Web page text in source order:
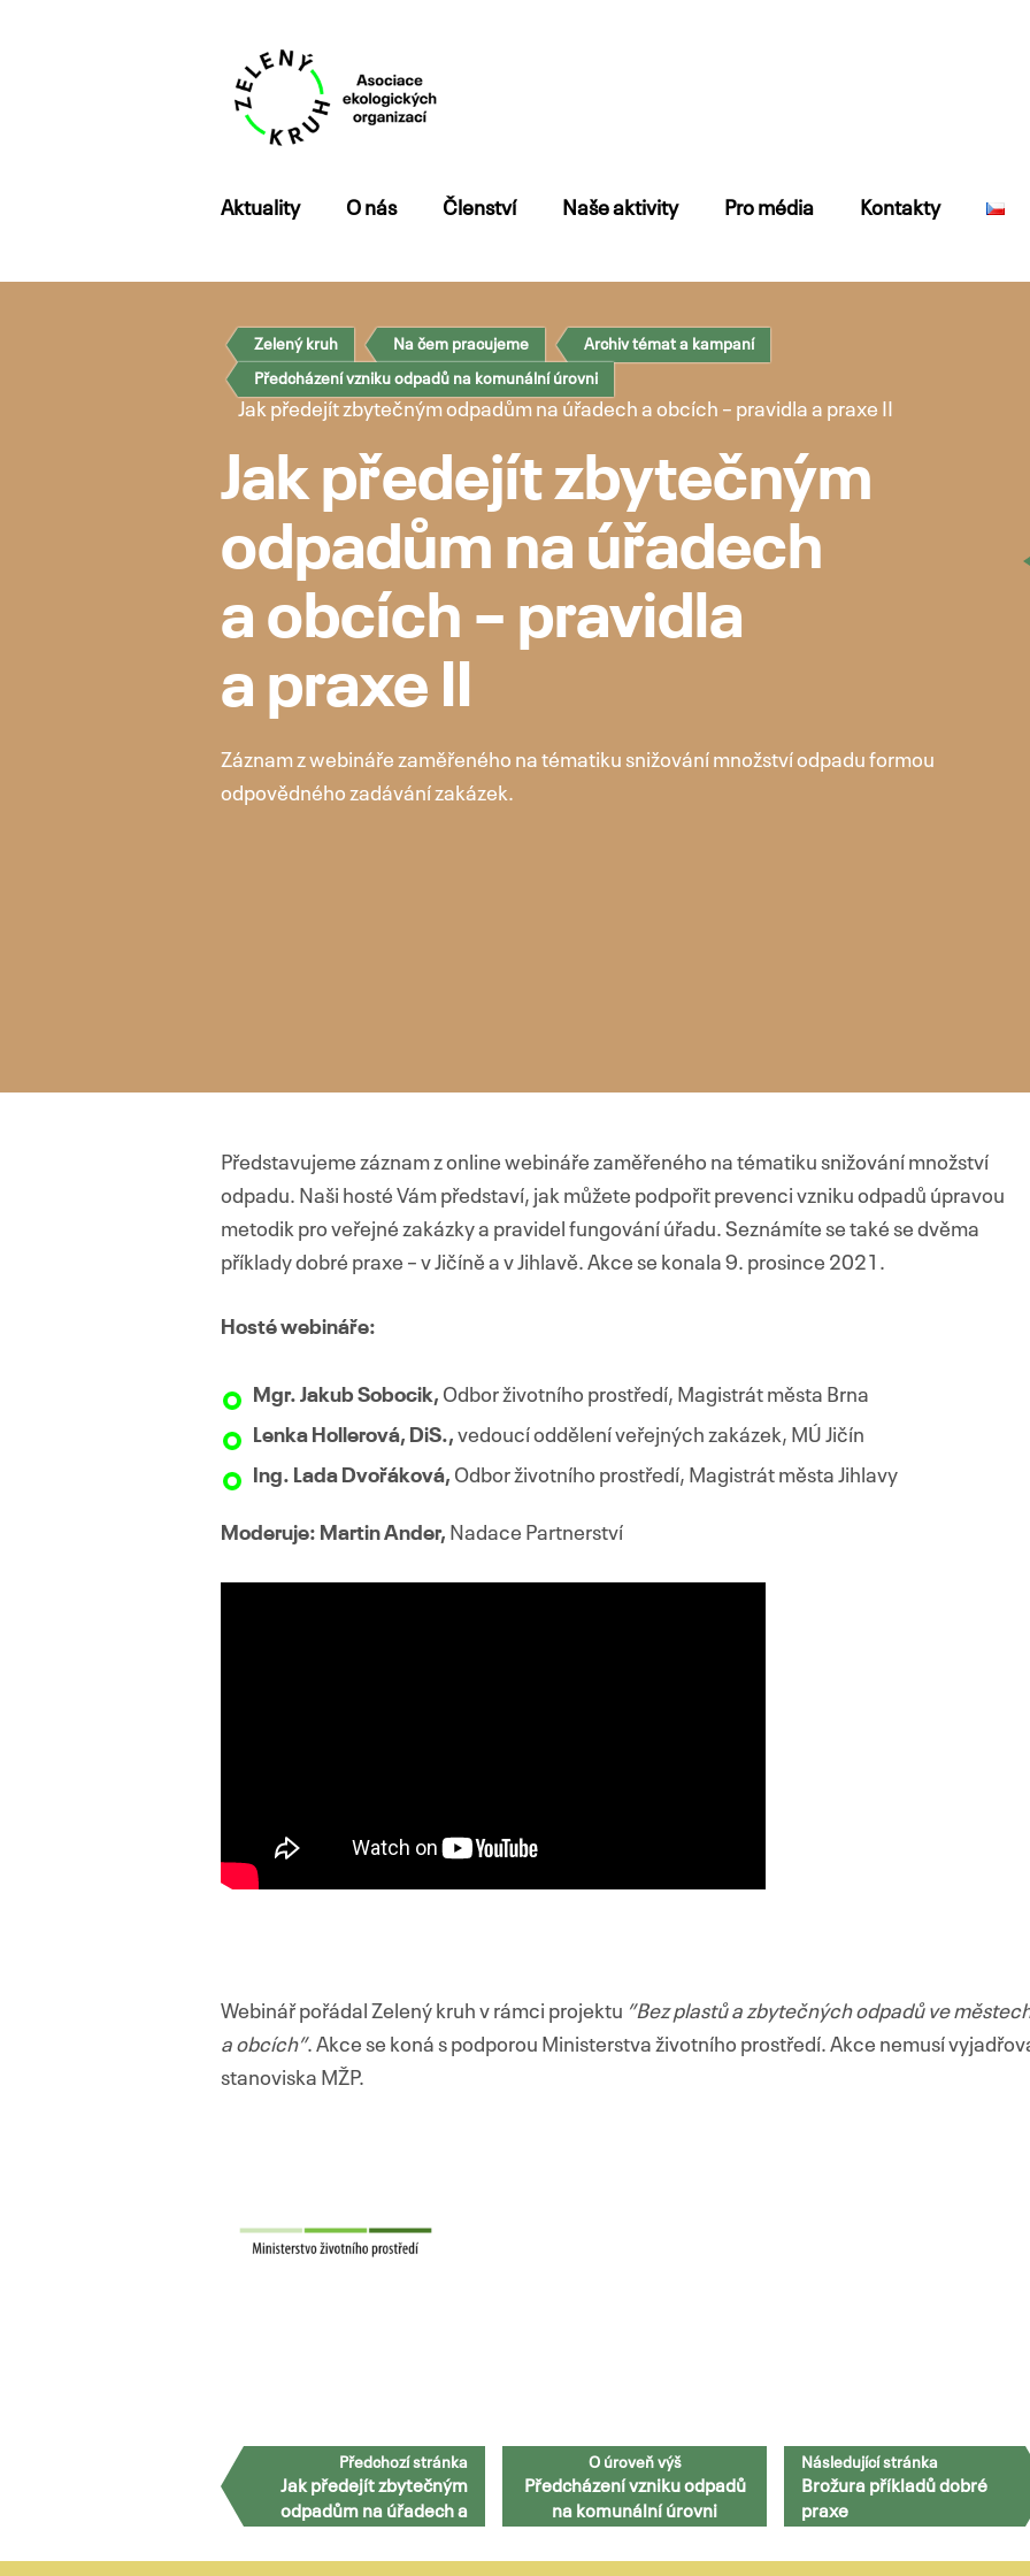
Aktuality O nás Členství Naše aktivity Pro média Kontakty
Přejít
Zelený kruh Na čem pracujeme Archiv témat a kampaní
Předcházení vzniku odpadů na komunální úrovni
Jak předejít zbytečným odpadům na úřadech a obcích – pravidla a praxe II
Jak předejít zbytečným
odpadům na úřadech
a obcích – pravidla
a praxe II
Záznam z webináře zaměřeného na tématiku snižování množství odpadu formou
odpovědného zadávání zakázek.
Představujeme záznam z online webináře zaměřeného na tématiku snižování množství
odpadu. Naši hosté Vám představí, jak můžete podpořit prevenci vzniku odpadů úpravou
metodik pro veřejné zakázky a pravidel fungování úřadu. Seznámíte se také se dvěma
příklady dobré praxe – v Jičíně a v Jihlavě. Akce se konala 9. prosince 2021.
Hosté webináře:
Mgr. Jakub Sobocik, Odbor životního prostředí, Magistrát města Brna
Lenka Hollerová, DiS., vedoucí oddělení veřejných zakázek, MÚ Jičín
Ing. Lada Dvořáková, Odbor životního prostředí, Magistrát města Jihlavy
Moderuje: Martin Ander, Nadace Partnerství
Webinář pořádal Zelený kruh v rámci projektu ”Bez plastů a zbytečných odpadů ve
a obcích”. Akce se koná s podporou Ministerstva životního prostředí. Akce nemusí
stanoviska MŽP.
Předchozí stránka
Jak předejít zbytečným
odpadům na úřadech a
O úroveň výš
Předcházení vzniku odpadů
na komunální úrovni
Následující stránka
Brožura příkladů dobré
praxe